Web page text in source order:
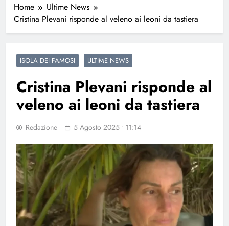
Home
Ultime News
Cristina Plevani risponde al veleno ai leoni da tastiera
ISOLA DEI FAMOSI ULTIME NEWS
Cristina Plevani risponde al
veleno ai leoni da tastiera
Redazione 5 Agosto 2025 • 11:14